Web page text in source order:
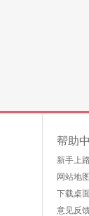
帮助
新手上
网站地图
下载桌
意见反